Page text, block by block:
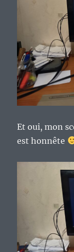
Et oui, mon
est honnête